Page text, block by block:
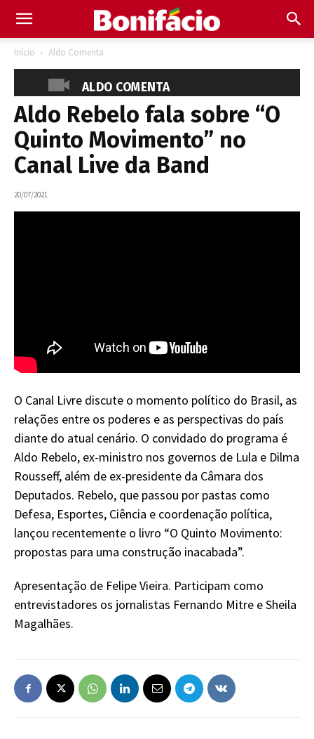
Início Aldo Comenta
ALDO COMENTA
Aldo Rebelo fala sobre “O
Quinto Movimento” no
Canal Live da Band
20/07/2021
O Canal Livre discute o momento político do Brasil, as
relações entre os poderes e as perspectivas do país
diante do atual cenário. O convidado do programa é
Aldo Rebelo, ex-ministro nos governos de Lula e Dilma
Rousseff, além de ex-presidente da Câmara dos
Deputados. Rebelo, que passou por pastas como
Defesa, Esportes, Ciência e coordenação política,
lançou recentemente o livro “O Quinto Movimento:
propostas para uma construção inacabada”.
Apresentação de Felipe Vieira. Participam como
entrevistadores os jornalistas Fernando Mitre e Sheila
Magalhães.